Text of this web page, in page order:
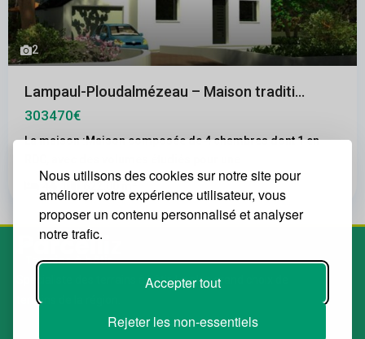
Nous utilisons des cookies sur notre site pour
améliorer votre expérience utilisateur, vous
proposer un contenu personnalisé et analyser
notre trafic.
Accepter tout
Rejeter les non-essentiels
2
Lampaul-Ploudalmézeau – Maison traditi...
303470€
La maison :Maison composée de 4 chambres dont 1 en
2
Spécialiste des terrains à bâtir. Le plus grand choix de
terrains de la région.